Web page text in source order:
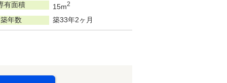
有面積 15m2
築年数 築33年2ヶ月